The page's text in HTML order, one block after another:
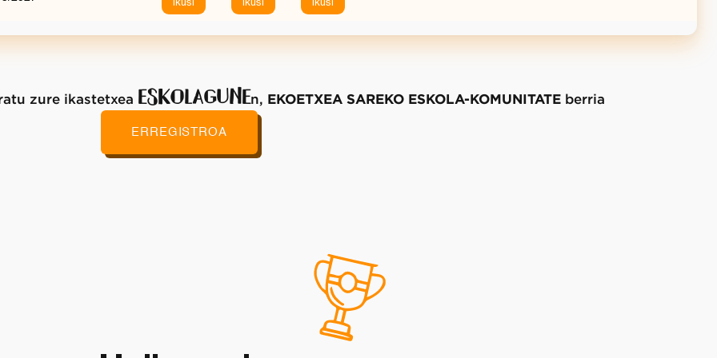
zure ikastetxea ESKOLAGUNEn, EKOETXEA SAREKO ESKOLA-KOMUNITATEberria
ERREGISTROA